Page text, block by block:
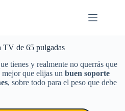
TV de 65 pulgadas
tienes y realmente no querrás que
que elijas un buen soporte
, sobre todo para el peso que debe